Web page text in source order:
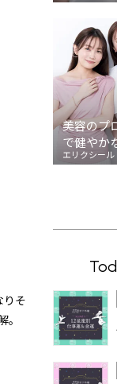
りそ
美容のプ
で健やか
エリクシール